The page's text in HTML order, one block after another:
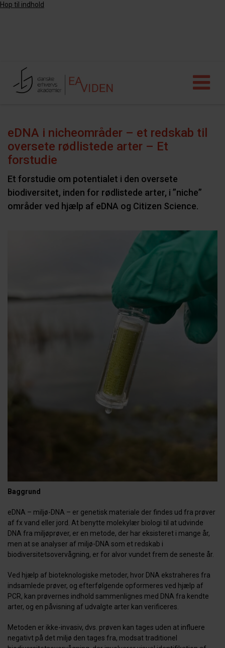
Hop til indhold
eDNA i nicheområder – et redskab til
oversete rødlistede arter – Et
forstudie
Et forstudie om potentialet i den oversete
biodiversitet, inden for rødlistede arter, i ”niche”
områder ved hjælp af eDNA og Citizen Science.
Baggrund
eDNA – miljø-DNA – er genetisk materiale der findes ud fra prøver
af fx vand eller jord. At benytte molekylær biologi til at udvinde
DNA fra miljøprøver, er en metode, der har eksisteret i mange år,
men at se analyser af miljø-DNA som et redskab i
biodiversitetsovervågning, er for alvor vundet frem de seneste år.
Ved hjælp af bioteknologiske metoder, hvor DNA ekstraheres fra
indsamlede prøver, og efterfølgende opformeres ved hjælp af
PCR, kan prøvernes indhold sammenlignes med DNA fra kendte
arter, og en påvisning af udvalgte arter kan verificeres.
Metoden er ikke-invasiv, dvs. prøven kan tages uden at influere
negativt på det miljø den tages fra, modsat traditionel